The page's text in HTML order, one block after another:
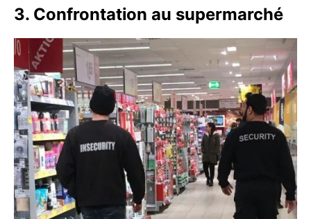
3. Confrontation au supermarché